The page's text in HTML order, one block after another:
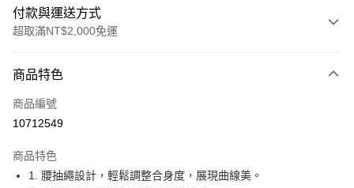
付款與運送方式
超取滿NT$2,000免運
信用卡一次付款
超商取貨付款
Apple Pay
商品特色
商品編號
10712549
商品特色
1. 腰抽繩設計，輕鬆調整合身度，展現曲線美。